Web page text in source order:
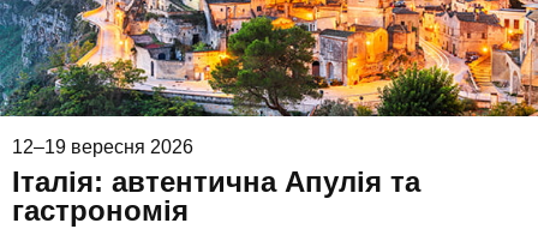
12–19 вересня 2026
Італія: автентична Апулія та
гастрономія